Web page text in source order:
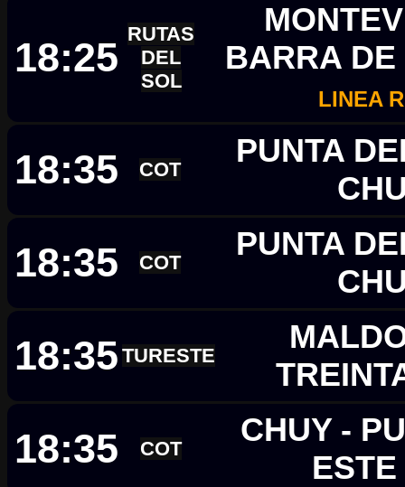
18:25
RUTAS
DEL
SOL
BARRA
LINEA
18:35 COT
PUNTA
18:35 COT
PUNTA
18:35 TURESTE
18:35 COT
CHUY -
ESTE